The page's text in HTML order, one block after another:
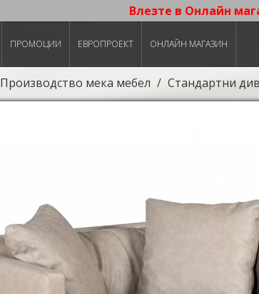
Влезте в Онлайн
ПРОМОЦИИ ЕВРОПРОЕКТ ОНЛАЙН МАГАЗИН
Производство мека мебел Стандартни